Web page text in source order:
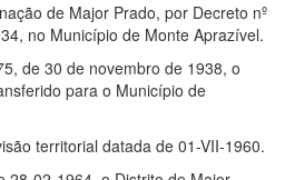
de Major Prado, por Decreto nº
no Município de Monte Aprazível.
de 30 de novembro de 1938, o
para o Município de
territorial datada de 01-VII-1960.